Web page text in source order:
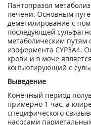
Пантопразол
печени. Основным
деметилирование с
последующей
метаболическим
изофермента CYP3A4.
крови и в моче
конъюгирующий с
Выведение
Конечный период
примерно 1 час, а
специфического
насосами